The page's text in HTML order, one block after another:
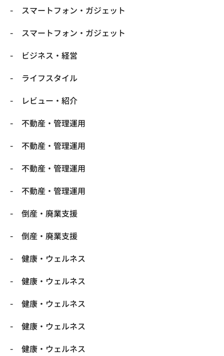
スマートフォン・ガジェット
スマートフォン・ガジェット
ビジネス・経営
ライフスタイル
レビュー・紹介
不動産・管理運用
不動産・管理運用
不動産・管理運用
不動産・管理運用
倒産・廃業支援
倒産・廃業支援
健康・ウェルネス
健康・ウェルネス
健康・ウェルネス
健康・ウェルネス
健康・ウェルネス